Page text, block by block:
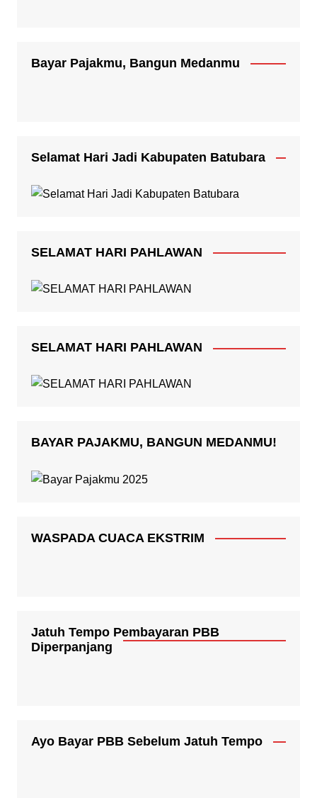
Bayar Pajakmu, Bangun Medanmu
Selamat Hari Jadi Kabupaten Batubara
SELAMAT HARI PAHLAWAN
SELAMAT HARI PAHLAWAN
BAYAR PAJAKMU, BANGUN MEDANMU!
WASPADA CUACA EKSTRIM
Jatuh Tempo Pembayaran PBB
Diperpanjang
Ayo Bayar PBB Sebelum Jatuh Tempo